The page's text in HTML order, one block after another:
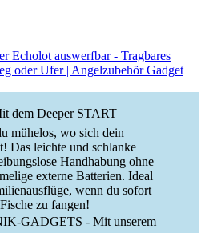
Echolot auswerfbar - Tragbares
oder Ufer | Angelzubehör Gadget
dem Deeper START
mühelos, wo sich dein
Das leichte und schlanke
Handhabung ohne
externe Batterien. Ideal
wenn du sofort
zu fangen!
GADGETS - Mit unserem